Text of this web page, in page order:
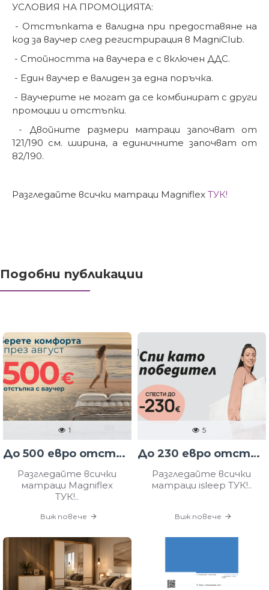
УСЛОВИЯ НА ПРОМОЦИЯТА:
- Отстъпката е валидна при предоставяне на
код за ваучер след регистрирация в MagniClub.
- Стойността на ваучера е с включен ДДС.
- Един ваучер е валиден за една поръчка.
- Ваучерите не могат да се комбинират с други
промоции и отстъпки.
- Двойните размери матраци започват от
121/190 см. ширина, а единичните започват от
82/190.
Разгледайте всички матраци Magniflex ТУК!
Подобни публикации
1
До 500 евро отстъпка на матраци Magniflex
Разгледайте всички
матраци Magniflex
ТУК!..
Виж повече
5
До 230 евро отстъпка на матраци Isleep
Разгледайте всички
матраци isleep ТУК!..
Виж повече